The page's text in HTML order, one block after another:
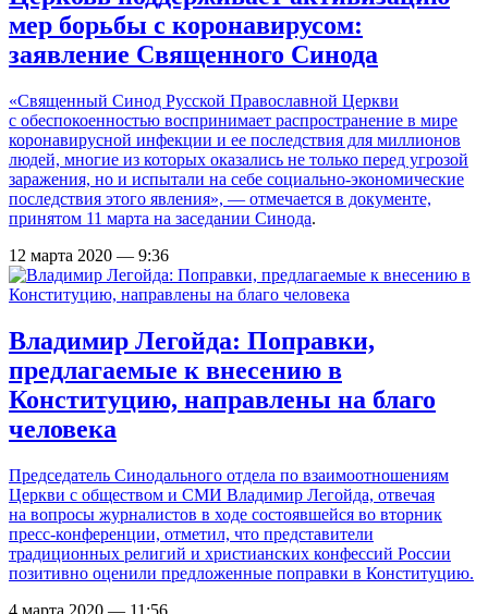
мер борьбы с коронавирусом:
заявление Священного Синода
«Священный Синод Русской Православной Церкви
с обеспокоенностью воспринимает распространение в мире
коронавирусной инфекции и ее последствия для миллионов
людей, многие из которых оказались не только перед угрозой
заражения, но и испытали на себе социально-экономические
последствия этого явления», — отмечается в документе,
принятом 11 марта на заседании Синода.
12 марта 2020 — 9:36
Владимир Легойда: Поправки,
предлагаемые к внесению в
Конституцию, направлены на благо
человека
Председатель Синодального отдела по взаимоотношениям
Церкви с обществом и СМИ Владимир Легойда, отвечая
на вопросы журналистов в ходе состоявшейся во вторник
пресс-конференции, отметил, что представители
традиционных религий и христианских конфессий России
позитивно оценили предложенные поправки в Конституцию.
4 марта 2020 — 11:56